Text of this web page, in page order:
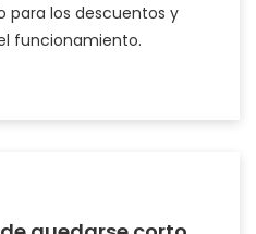
para los descuentos y
funcionamiento.